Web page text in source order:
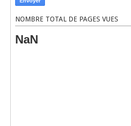
NOMBRE TOTAL DE PAGES VUES
NaN